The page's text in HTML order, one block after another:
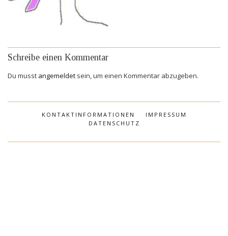
Schreibe einen Kommentar
Du musst angemeldet sein, um einen Kommentar abzugeben.
KONTAKTINFORMATIONEN
IMPRESSUM
DATENSCHUTZ